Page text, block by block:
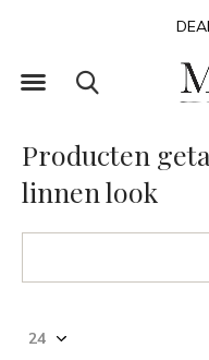
Producten
linnen look